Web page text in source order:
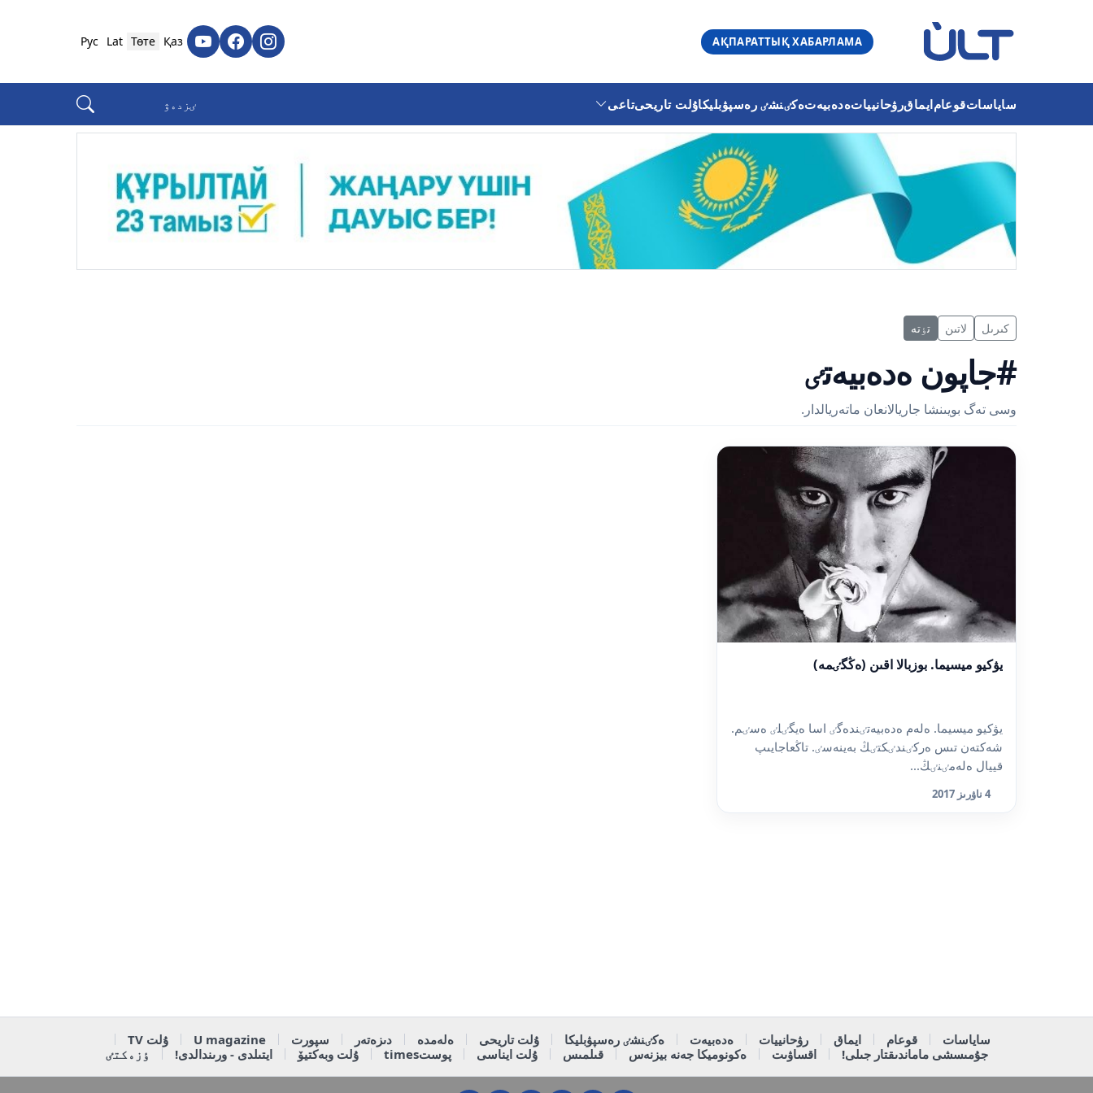
АҚПАРАТТЫҚ ХАБАРЛАМА
Қаз
Төте
Lat
Рус
ساياساتقوعامايماقرۋحانيياتەدەبيەتەكٸنشٸ رەسپۋبليكاۇلت تاريحىتاعى
كىرىل لاتىن تٶتە
#جاپون ەدەبيەتٸ
وسى تەگ بويىنشا جاريالانعان ماتەريالدار.
يۋكيو ميسيما. بوزبالا اقىن (ەڭگٸمە)
يۋكيو ميسيما. ەلەم ەدەبيەتٸندەگٸ اسا ەيگٸلٸ ەسٸم.
شەكتەن تىس ەركٸندٸكتٸڭ بەينەسٸ. تاڭعاجايىپ
قييال ەلەمٸنٸڭ...
4 ناۋرىز 2017
ساياسات قوعام ايماق رۋحانييات ەدەبيەت ەكٸنشٸ رەسپۋبليكا ۇلت تاريحى ەلەمدە دىزەتەر سپورت U magazine
ۇلت TV
جۇمىسشى ماماندىقتار جىلى!
اقساۋىت ەكونوميكا جەنە بيزنەس قىلمىس ۇلت ايناسى پوستtimes ۇلت وبەكتيۆ ايتىلدى - ورىندالدى! ٶزەكتٸ